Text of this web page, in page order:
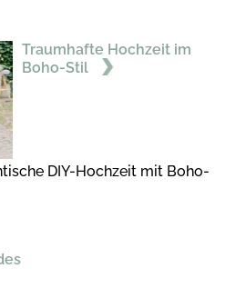
Traumhafte Hochzeit im
Boho-Stil
DIY-Hochzeit mit Boho-